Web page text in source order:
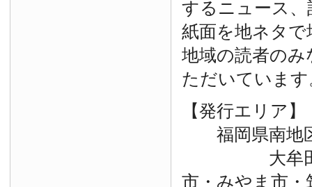
するニュース
紙面を地ネタ
地域の読者の
ただいています
【発行エリア】
福岡県南地
大牟田市
市・みやま市・